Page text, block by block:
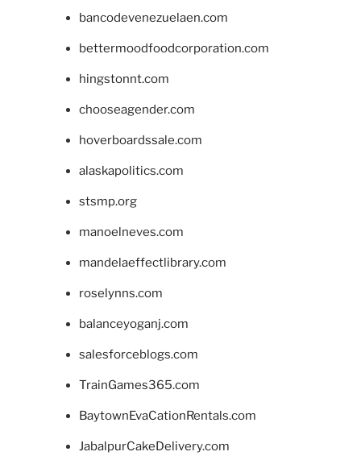
bancodevenezuelaen.com
bettermoodfoodcorporation.com
hingstonnt.com
chooseagender.com
hoverboardssale.com
alaskapolitics.com
stsmp.org
manoelneves.com
mandelaeffectlibrary.com
roselynns.com
balanceyoganj.com
salesforceblogs.com
TrainGames365.com
BaytownEvaCationRentals.com
JabalpurCakeDelivery.com